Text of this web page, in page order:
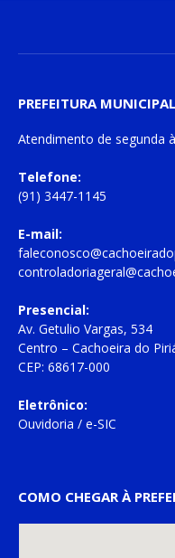
PREFEITURA
Atendimento de segunda
Telefone:
(91) 3447-1145
E-mail:
Presencial:
Av. Getulio Vargas, 534
Centro – Cachoeira do
CEP: 68617-000
Eletrônico:
Ouvidoria / e-SIC
COMO CHEGAR À